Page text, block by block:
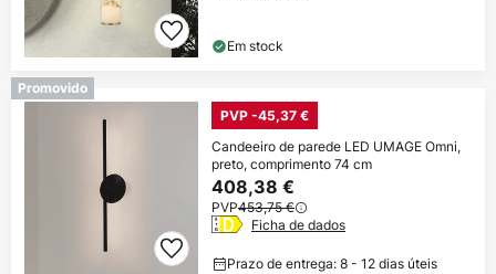
Em stock
Promovido
PVP -45,37 €
Candeeiro de parede LED UMAGE Omni,
preto, comprimento 74 cm
408,38 €
PVP453,75 €
Ficha de dados
Prazo de entrega: 8 - 12 dias úteis